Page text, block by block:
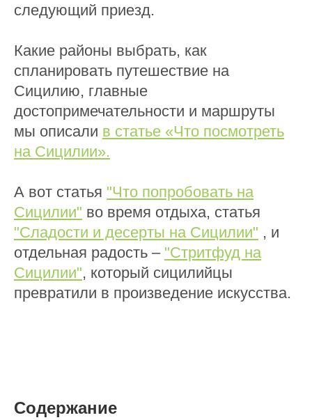
следующий приезд.
Какие районы выбрать, как
спланировать путешествие на
Сицилию, главные
достопримечательности и маршруты
мы описали в статье «Что посмотреть
на Сицилии».
А вот статья "Что попробовать на
Сицилии" во время отдыха, статья
"Сладости и десерты на Сицилии" , и
отдельная радость – "Стритфуд на
Сицилии", который сицилийцы
превратили в произведение искусства.
Содержание